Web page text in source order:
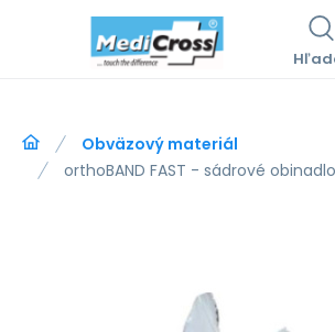
Obväzový materiál
orthoBAND FAST - sádrové